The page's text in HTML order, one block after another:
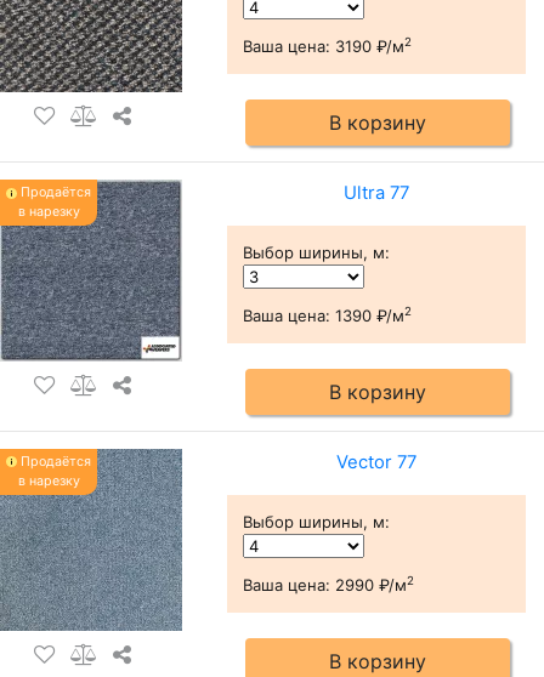
Ваша цена: 3190 ₽/м2
В корзину
Продаётся
в нарезку
Ultra 77
Выбор ширины, м:
Ваша цена: 1390 ₽/м2
В корзину
Продаётся
в нарезку
Vector 77
Выбор ширины, м:
Ваша цена: 2990 ₽/м2
В корзину